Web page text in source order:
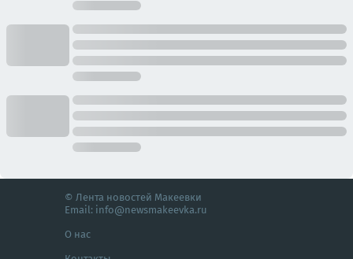
© Лента новостей Макеевки
Email: info@newsmakeevka.ru
О нас